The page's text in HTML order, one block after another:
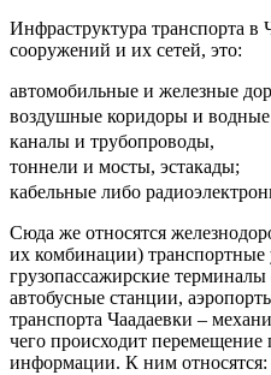
Инфраструктура транспорта в
сооружений и их сетей, это:
автомобильные и железные
воздушные коридоры и
каналы и трубопроводы,
тоннели и мосты, эстакады;
кабельные либо
Сюда же относятся
их комбинации) транспортные
грузопассажирские
автобусные станции,
транспорта Чаадаевки –
чего происходит перемещение
информации. К ним относятся: